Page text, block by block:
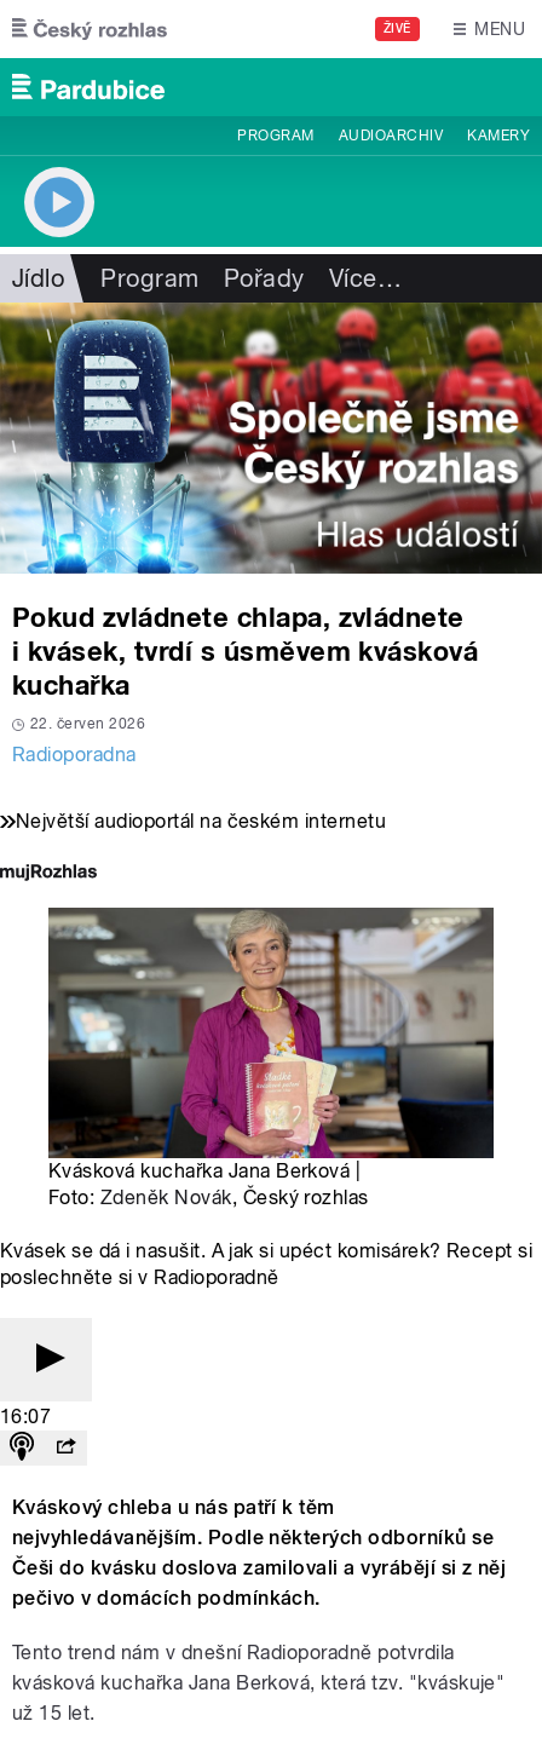
Přejít k hlavnímu obsahu
ŽIVĚ MENU
PROGRAM AUDIOARCHIV KAMERY
Jídlo Program Pořady Více…
Pokud zvládnete chlapa, zvládnete
i kvásek, tvrdí s úsměvem kvásková
kuchařka
22. červen 2026
Radioporadna
Největší audioportál na českém internetu
Kvásková kuchařka Jana Berková |
Foto: Zdeněk Novák, Český rozhlas
Kvásek se dá i nasušit. A jak si upéct komisárek? Recept si
poslechněte si v Radioporadně
16:07
Kváskový chleba u nás patří k těm
nejvyhledávanějším. Podle některých odborníků se
Češi do kvásku doslova zamilovali a vyrábějí si z něj
pečivo v domácích podmínkách.
Tento trend nám v dnešní Radioporadně potvrdila
kvásková kuchařka Jana Berková, která tzv. "kváskuje"
už 15 let.